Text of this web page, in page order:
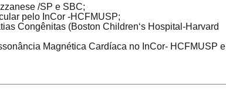
/SP e SBC;
pelo InCor -HCFMUSP;
Congênitas (Boston Children‘s Hospital-Harvard
Magnética Cardíaca no InCor- HCFMUSP e